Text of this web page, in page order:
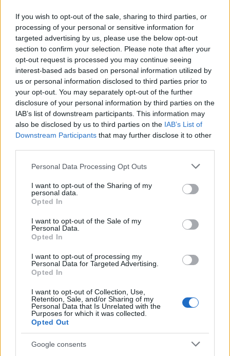
If you wish to opt-out of the sale, sharing to third parties, or
processing of your personal or sensitive information for
targeted advertising by us, please use the below opt-out
section to confirm your selection. Please note that after your
opt-out request is processed you may continue seeing
interest-based ads based on personal information utilized by
us or personal information disclosed to third parties prior to
your opt-out. You may separately opt-out of the further
disclosure of your personal information by third parties on the
IAB’s list of downstream participants. This information may
also be disclosed by us to third parties on the IAB’s List of
Downstream Participants that may further disclose it to other
Please note that this website/app uses one or more Google
not limited to your visit or usage behaviour. You may click to
grant or deny consent to Google and its third-party tags to
use your data for below specified purposes in below Google
consent section.
Personal Data Processing Opt Outs
I want to opt-out of the Sharing of my
personal data.
Opted In
I want to opt-out of the Sale of my
Personal Data.
Opted In
I want to opt-out of processing my
Personal Data for Targeted Advertising.
Opted In
I want to opt-out of Collection, Use,
Retention, Sale, and/or Sharing of my
Personal Data that Is Unrelated with the
Purposes for which it was collected.
Opted Out
Google consents
AUTORE
Martina Marchesi
Martina Marchesi ha guidato la squadra che
ha coperto il piano urbanistico di Firenze,
sostenendo una linea editoriale basata
sull'analisi documentale. Vicedirettrice, porta
un dettaglio personale riconoscibile: una
mappa manoscritta dei rioni fiorentini nella sua
agenda.